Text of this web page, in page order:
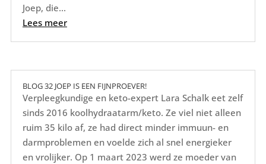
Joep, die...
Lees meer
BLOG 32 JOEP IS EEN FIJNPROEVER!
Verpleegkundige en keto-expert Lara Schalk eet zelf
sinds 2016 koolhydraatarm/keto. Ze viel niet alleen
ruim 35 kilo af, ze had direct minder immuun- en
darmproblemen en voelde zich al snel energieker
en vrolijker. Op 1 maart 2023 werd ze moeder van